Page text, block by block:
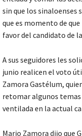
sin que los sinaloenses
que es momento de
favor del candidato de
A sus seguidores les
junio realicen el voto
Zamora Gastélum,
retomar algunos temas
ventilada en la actual
Mario Zamora dijo que